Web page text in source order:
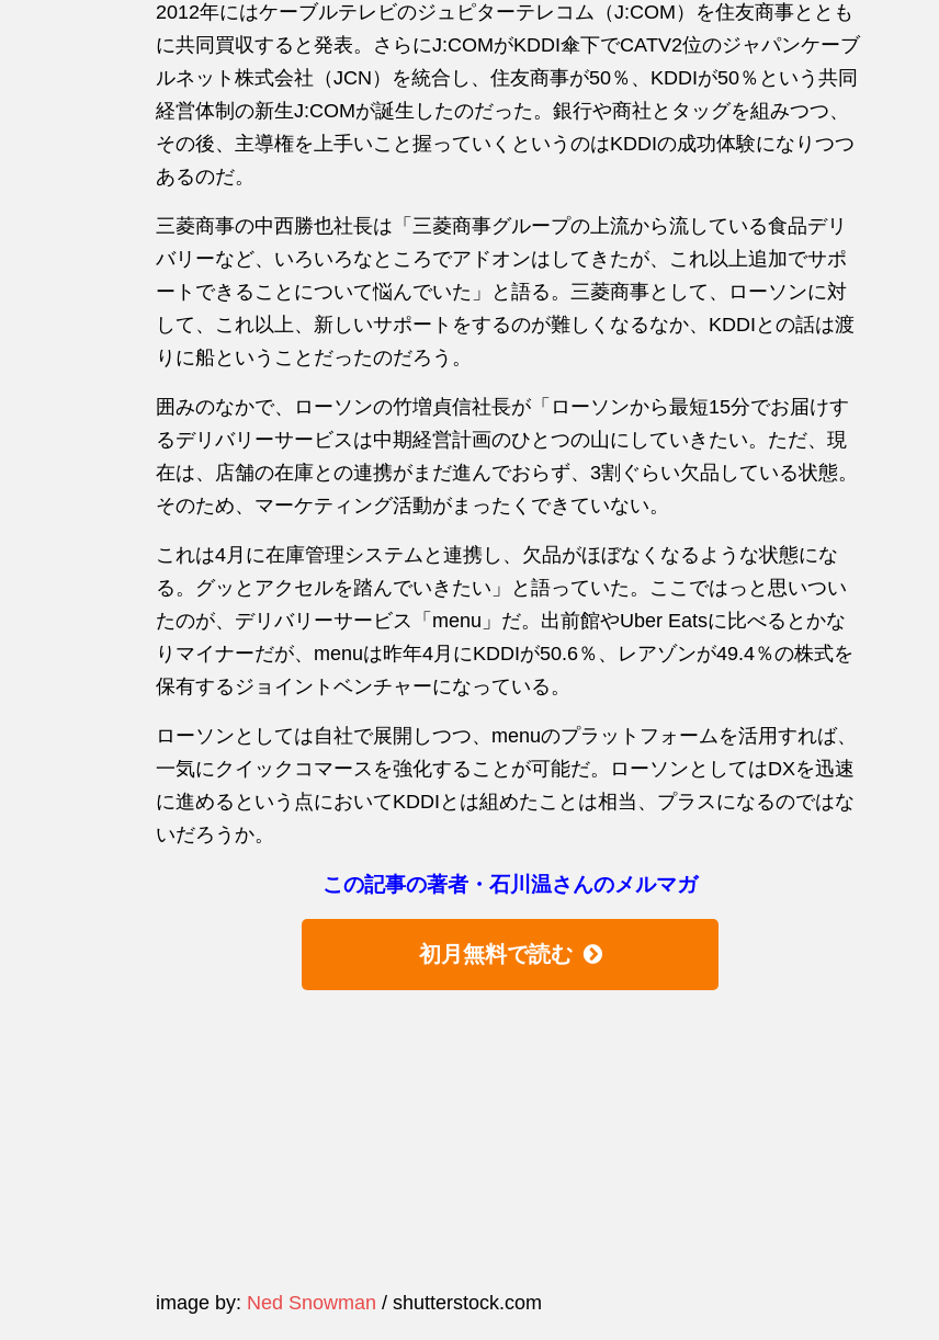
2012年にはケーブルテレビのジュピターテレコム（J:COM）を住友商事ととも
に共同買収すると発表。さらにJ:COMがKDDI傘下でCATV2位のジャパンケーブ
ルネット株式会社（JCN）を統合し、住友商事が50％、KDDIが50％という共同
経営体制の新生J:COMが誕生したのだった。銀行や商社とタッグを組みつつ、
その後、主導権を上手いこと握っていくというのはKDDIの成功体験になりつつ
あるのだ。
三菱商事の中西勝也社長は「三菱商事グループの上流から流している食品デリ
バリーなど、いろいろなところでアドオンはしてきたが、これ以上追加でサポ
ートできることについて悩んでいた」と語る。三菱商事として、ローソンに対
して、これ以上、新しいサポートをするのが難しくなるなか、KDDIとの話は渡
りに船ということだったのだろう。
囲みのなかで、ローソンの竹増貞信社長が「ローソンから最短15分でお届けす
るデリバリーサービスは中期経営計画のひとつの山にしていきたい。ただ、現
在は、店舗の在庫との連携がまだ進んでおらず、3割ぐらい欠品している状態。
そのため、マーケティング活動がまったくできていない。
これは4月に在庫管理システムと連携し、欠品がほぼなくなるような状態にな
る。グッとアクセルを踏んでいきたい」と語っていた。ここではっと思いつい
たのが、デリバリーサービス「menu」だ。出前館やUber Eatsに比べるとかな
りマイナーだが、menuは昨年4月にKDDIが50.6％、レアゾンが49.4％の株式を
保有するジョイントベンチャーになっている。
ローソンとしては自社で展開しつつ、menuのプラットフォームを活用すれば、
一気にクイックコマースを強化することが可能だ。ローソンとしてはDXを迅速
に進めるという点においてKDDIとは組めたことは相当、プラスになるのではな
いだろうか。
この記事の著者・石川温さんのメルマガ
初月無料で読む
image by: Ned Snowman / shutterstock.com